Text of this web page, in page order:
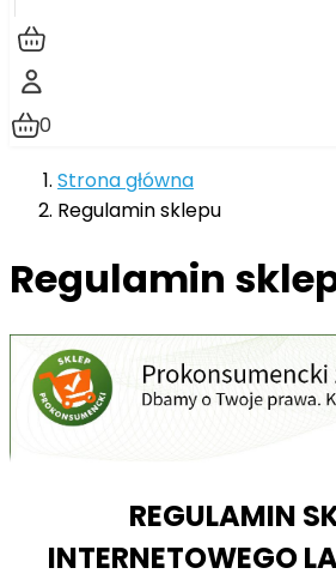
0
Strona główna
Regulamin sklepu
Regulamin
REGULAMIN
INTERNETOWEGO